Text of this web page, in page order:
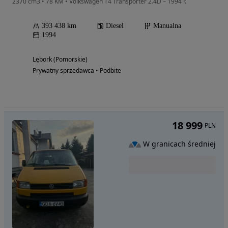
393 438 km Diesel
Manualna
1994
Lębork (Pomorskie)
Prywatny sprzedawca • Podbite
18 999 PLN
W granicach średniej